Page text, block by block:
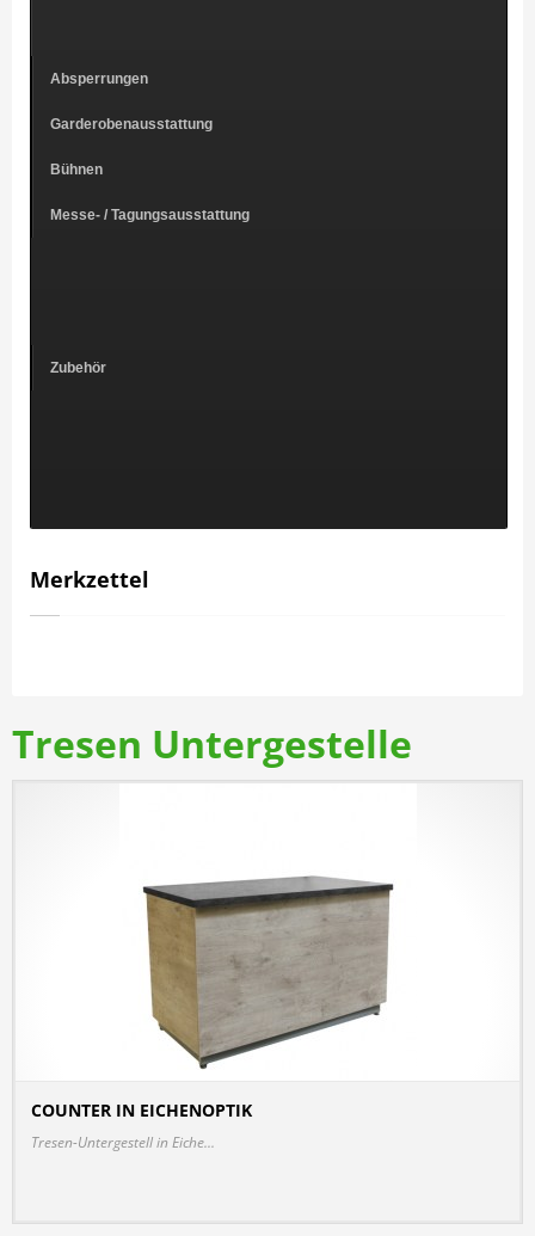
Absperrungen
Garderobenausstattung
Bühnen
Messe- / Tagungsausstattung
Zubehör
Merkzettel
Tresen Untergestelle
COUNTER IN EICHENOPTIK
Tresen-Untergestell in Eiche...